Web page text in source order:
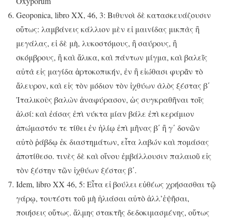
Geoponica, libro XX, 46, 3: Βιθυνοὶ δὲ κατασκευάζουσιν
οὕτως: λαμβάνεις κάλλιον μὲν εἰ μαινίδας μικπὰς ἢ
μεγάλας, εἰ δὲ μὴ, λυκοστόμους, ἢ σαύρους, ἢ
σκόμβρους, ἢ καὶ ἄλικα, καὶ πάντων μίγμα, καὶ βαλεῖς
αὐτὰ εἰς μαγίδα ἀρτοκοπικήν, ἐν ἢ εἰώθασι φυρᾶν τὸ
ἄλευρον, καὶ εἰς τὸν μόδιον τὸν ἰχθύων ὰλὸς ξέστας βʹ
Ἰταλικοὺς βαλὼν ἀναφύρασον, ὡς συγκραθῆναι τοῖς
ἁλσί: καὶ ἐάσας ἐπὶ νύκτα μίαν βάλε ἐπὶ κεράμιον
ἀπώμαστόν τε τίθει ἐν ἡλίῳ ἐπὶ μῆνας βʹ ἢ γʹ δονῶν
αὐτὸ ῥάβδῳ ἐκ διαστημάτων, εἶτα λαβών καὶ πομάσας
ἀποτίθεσο. τινὲς δὲ καὶ οἴνου ἐμβάλλουσιν παλαιοῦ εἰς
τὸν ξέστην τῶν ἰχθύων ξέστας βʹ.
Idem, libro XX 46, 5: Εἶτα εἰ βούλει εὐθέως χρήσασθαι τῷ
γάρῳ, τουτέστι τοῦ μὴ ἡλιάσαι αὐτὸ ἀλλ’ἑψῆσαι,
ποιήσεις οὕτως. ἅλμης στακτῆς δεδοκιμασμένης, οὕτως